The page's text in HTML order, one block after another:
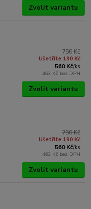
Zvolit variantu
750 Kč
Ušetříte 190 Kč
560 Kč/ks
463 Kč bez DPH
Zvolit variantu
750 Kč
Ušetříte 190 Kč
560 Kč/ks
463 Kč bez DPH
Zvolit variantu